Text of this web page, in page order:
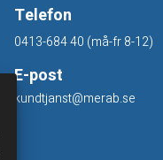
Telefon
0413-684 40 (må-fr 8-12)
E-post
kundtjanst@merab.se